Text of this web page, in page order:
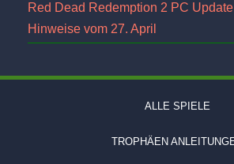
Red Dead Redemption 2 PC
Hinweise vom 27. April
ALLE SPIELE
TROPHÄEN